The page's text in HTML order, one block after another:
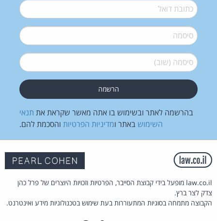
דואל*
סיסמה*
סיסמה (שוב)*
בהרשמה לאתר ובשימוש בו אתה מאשר שקראת את תנאי
השימוש באתר ומדיניות הפרטיות והסכמת להם.
law.co.il מופעל בידי קבוצת הסייבר, הפרטיות וזכויות היוצרים של פרל כהן
צדק לצר ברץ.
הקבוצה מתמחה בסוגיות המתעוררות בעת שימוש בטכנולוגיות מידע ואינטרנט.